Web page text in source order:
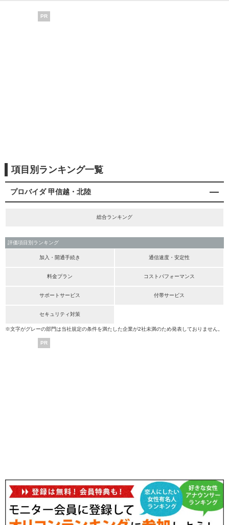
PR
項目別ランキング一覧
プロバイダ 甲信越・北陸
総合ランキング
評価項目別ランキング
加入・開通手続き 通信速度・安定性
料金プラン コストパフォーマンス
サポートサービス 付帯サービス
セキュリティ対策
※文字がグレーの部門は当社規定の条件を満たした企業が2社未満のため発表しておりません。
PR